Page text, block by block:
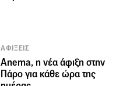
ΑΦΙΞΕΙΣ
Anema, η νέα άφιξη στην
Πάρο για κάθε ώρα της